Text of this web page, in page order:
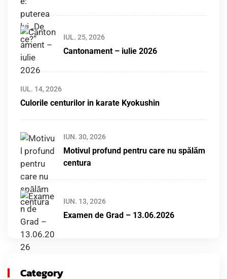
IUL. 25, 2026
Cantonament – iulie 2026
IUL. 14, 2026
Culorile centurilor in karate Kyokushin
IUN. 30, 2026
Motivul profund pentru care nu spălăm
centura
IUN. 13, 2026
Examen de Grad – 13.06.2026
Category